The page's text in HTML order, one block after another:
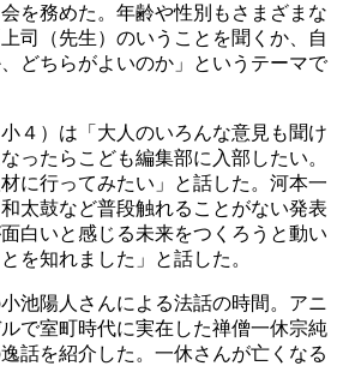
を務めた。年齢や性別もさまざまな
司（先生）のいうことを聞くか、自
どちらがよいのか」というテーマで
４）は「大人のいろんな意見も聞け
ったらこども編集部に入部したい。
に行ってみたい」と話した。河本一
太鼓など普段触れることがない発表
白いと感じる未来をつくろうと動い
を知れました」と話した。
池陽人さんによる法話の時間。アニ
で室町時代に実在した禅僧一休宗純
話を紹介した。一休さんが亡くなる